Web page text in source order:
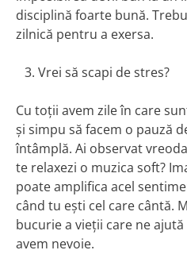
disciplină foarte bună.
zilnică pentru a exersa.
Vrei să scapi de stres?
Cu toții avem zile în care
și simpu să facem o pauză
întâmplă. Ai observat
te relaxezi o muzica soft?
poate amplifica acel
când tu ești cel care cântă.
bucurie a vieții care ne
avem nevoie.